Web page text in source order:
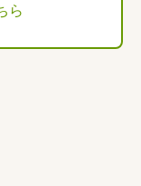
ら